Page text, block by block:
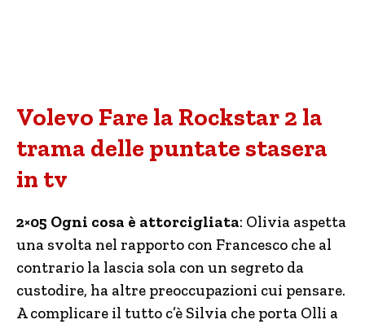
Volevo Fare la Rockstar 2 la
trama delle puntate stasera
in tv
2×05 Ogni cosa è attorcigliata: Olivia aspetta
una svolta nel rapporto con Francesco che al
contrario la lascia sola con un segreto da
custodire, ha altre preoccupazioni cui pensare.
A complicare il tutto c’è Silvia che porta Olli a